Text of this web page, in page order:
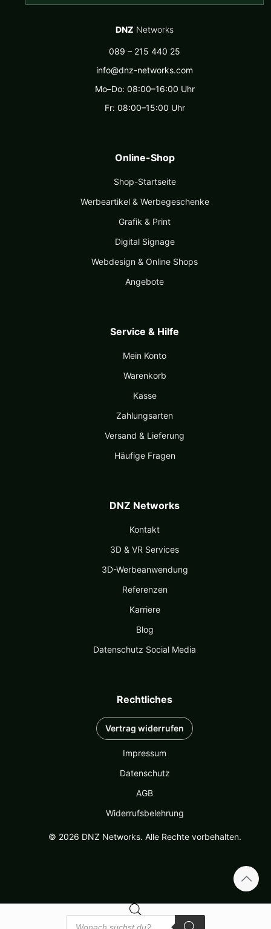
DNZ Networks
089 – 215 440 25
info@dnz-networks.com
Mo–Do: 08:00–16:00 Uhr
Fr: 08:00–15:00 Uhr
Online-Shop
Shop-Startseite
Werbeartikel & Werbegeschenke
Grafik & Print
Digital Signage
Webdesign & Online Shops
Angebote
Service & Hilfe
Mein Konto
Warenkorb
Kasse
Zahlungsarten
Versand & Lieferung
Häufige Fragen
DNZ Networks
Kontakt
3D & VR Services
3D-Werbeanwendung
Referenzen
Karriere
Blog
Datenschutz Social Media
Rechtliches
Vertrag widerrufen
Impressum
Datenschutz
AGB
Widerrufsbelehrung
© 2026 DNZ Networks. Alle Rechte vorbehalten.
Products
search